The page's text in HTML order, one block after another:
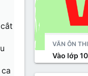
VĂN ÔN
Vào lớp